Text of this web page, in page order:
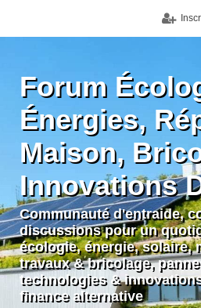
Forum
Énergies,
Maison,
Innovations
Communauté d'entraide,
discussions pour un
écologie, énergie, solaire,
travaux & bricolage,
technologies &
finance alternative